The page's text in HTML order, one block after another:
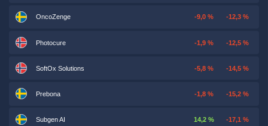
OncoZenge -9,0 % -12,3 %
Photocure -1,9 % -12,5 %
SoftOx Solutions -5,8 % -14,5 %
Prebona -1,8 % -15,2 %
Subgen AI 14,2 % -17,1 %